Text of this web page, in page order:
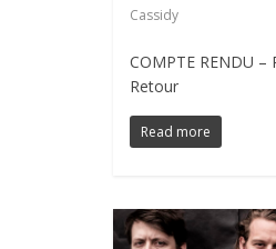
Cassidy
COMPTE RENDU
Retour
Read more